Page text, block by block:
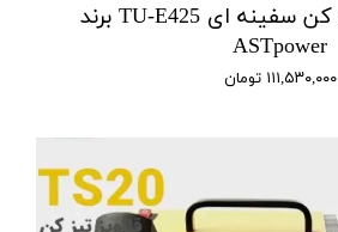
دستگاه فرز تیز کن سفینه ای TU-E425 برند
ASTpower
۱۱۱,۵۳۰,۰۰۰ تومان